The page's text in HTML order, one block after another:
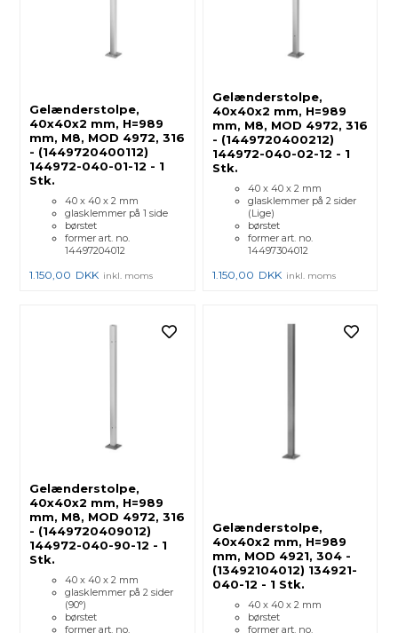
Gelænderstolpe,
40x40x2 mm, H=989
mm, M8, MOD 4972, 316
- (1449720400112)
144972-040-01-12 - 1
Stk.
40 x 40 x 2 mm
glasklemmer på 1 side
børstet
former art. no.
14497204012
1.150,00 DKK inkl. moms
Gelænderstolpe,
40x40x2 mm, H=989
mm, M8, MOD 4972, 316
- (1449720400212)
144972-040-02-12 - 1
Stk.
40 x 40 x 2 mm
glasklemmer på 2 sider
(Lige)
børstet
former art. no.
14497304012
1.150,00 DKK inkl. moms
Gelænderstolpe,
40x40x2 mm, H=989
mm, M8, MOD 4972, 316
- (1449720409012)
144972-040-90-12 - 1
Stk.
40 x 40 x 2 mm
glasklemmer på 2 sider
(90°)
børstet
former art. no.
Gelænderstolpe,
40x40x2 mm, H=989
mm, MOD 4921, 304 -
(13492104012) 134921-
040-12 - 1 Stk.
40 x 40 x 2 mm
børstet
former art. no.